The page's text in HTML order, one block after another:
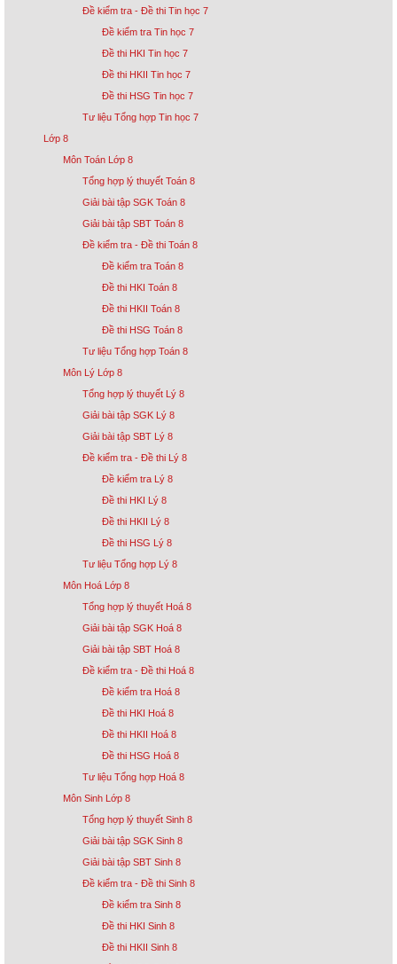
Đề kiểm tra - Đề thi Tin học 7
Đề kiểm tra Tin học 7
Đề thi HKI Tin học 7
Đề thi HKII Tin học 7
Đề thi HSG Tin học 7
Tư liệu Tổng hợp Tin học 7
Lớp 8
Môn Toán Lớp 8
Tổng hợp lý thuyết Toán 8
Giải bài tập SGK Toán 8
Giải bài tập SBT Toán 8
Đề kiểm tra - Đề thi Toán 8
Đề kiểm tra Toán 8
Đề thi HKI Toán 8
Đề thi HKII Toán 8
Đề thi HSG Toán 8
Tư liệu Tổng hợp Toán 8
Môn Lý Lớp 8
Tổng hợp lý thuyết Lý 8
Giải bài tập SGK Lý 8
Giải bài tập SBT Lý 8
Đề kiểm tra - Đề thi Lý 8
Đề kiểm tra Lý 8
Đề thi HKI Lý 8
Đề thi HKII Lý 8
Đề thi HSG Lý 8
Tư liệu Tổng hợp Lý 8
Môn Hoá Lớp 8
Tổng hợp lý thuyết Hoá 8
Giải bài tập SGK Hoá 8
Giải bài tập SBT Hoá 8
Đề kiểm tra - Đề thi Hoá 8
Đề kiểm tra Hoá 8
Đề thi HKI Hoá 8
Đề thi HKII Hoá 8
Đề thi HSG Hoá 8
Tư liệu Tổng hợp Hoá 8
Môn Sinh Lớp 8
Tổng hợp lý thuyết Sinh 8
Giải bài tập SGK Sinh 8
Giải bài tập SBT Sinh 8
Đề kiểm tra - Đề thi Sinh 8
Đề kiểm tra Sinh 8
Đề thi HKI Sinh 8
Đề thi HKII Sinh 8